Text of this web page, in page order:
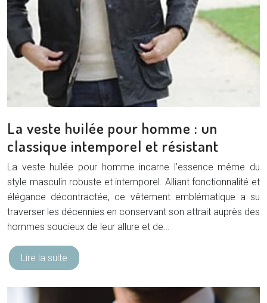
La veste huilée pour homme : un
classique intemporel et résistant
La veste huilée pour homme incarne l’essence même du
style masculin robuste et intemporel. Alliant fonctionnalité et
élégance décontractée, ce vêtement emblématique a su
traverser les décennies en conservant son attrait auprès des
hommes soucieux de leur allure et de…
Lire la suite